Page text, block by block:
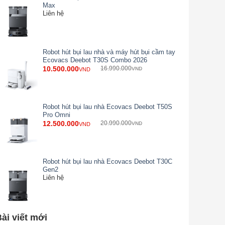
Max
Liên hệ
Robot hút bụi lau nhà và máy hút bụi cầm tay
Ecovacs Deebot T30S Combo 2026
10.500.000VND 16.990.000VND
Robot hút bụi lau nhà Ecovacs Deebot T50S
Pro Omni
12.500.000VND 20.990.000VND
Robot hút bụi lau nhà Ecovacs Deebot T30C
Gen2
Liên hệ
viết mới